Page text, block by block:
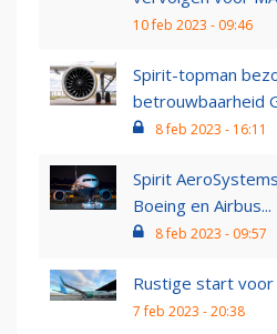
10 feb 2023 - 09:46
Spirit-topman
betrouwbaarheid
8 feb 2023 - 16:11
Spirit
Boeing en Airbus...
8 feb 2023 - 09:57
Rustige start voor
7 feb 2023 - 20:38